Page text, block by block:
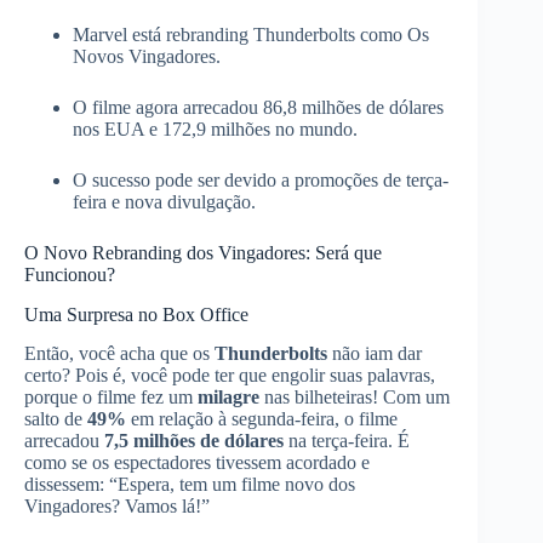
Marvel está rebranding Thunderbolts como Os
Novos Vingadores.
O filme agora arrecadou 86,8 milhões de dólares
nos EUA e 172,9 milhões no mundo.
O sucesso pode ser devido a promoções de terça-
feira e nova divulgação.
O Novo Rebranding dos Vingadores: Será que
Funcionou?
Uma Surpresa no Box Office
Então, você acha que os Thunderbolts não iam dar
certo? Pois é, você pode ter que engolir suas palavras,
porque o filme fez um milagre nas bilheteiras! Com um
salto de 49% em relação à segunda-feira, o filme
arrecadou 7,5 milhões de dólares na terça-feira. É
como se os espectadores tivessem acordado e
dissessem: “Espera, tem um filme novo dos
Vingadores? Vamos lá!”